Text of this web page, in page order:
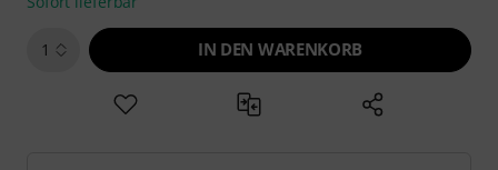
1 IN DEN WARENKORB